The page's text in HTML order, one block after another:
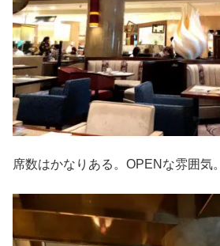
席数はかなりある。OPENな雰囲気。